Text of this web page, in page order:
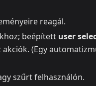
reagál.
beépített user
(Egy
szűrt felhasználón.